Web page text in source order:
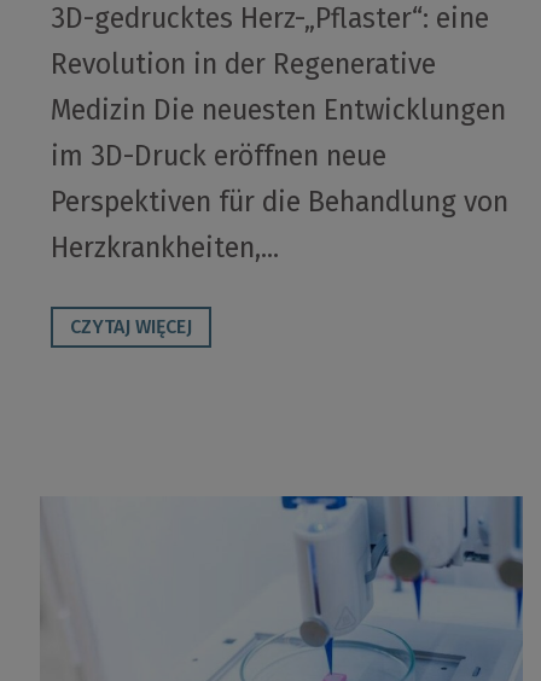
3D-gedrucktes Herz-„Pflaster“: eine
Revolution in der Regenerative
Medizin Die neuesten Entwicklungen
im 3D-Druck eröffnen neue
Perspektiven für die Behandlung von
Herzkrankheiten,...
CZYTAJ WIĘCEJ